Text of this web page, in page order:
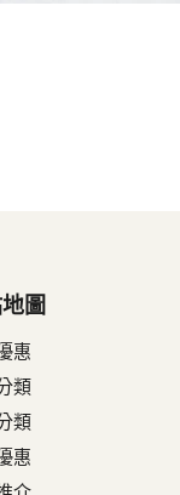
圖
惠
類
類
惠